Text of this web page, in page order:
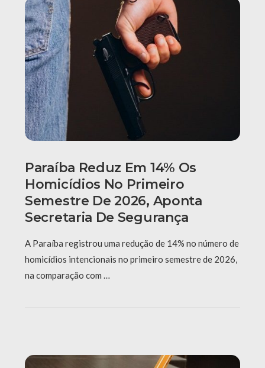
Paraíba Reduz Em 14% Os
Homicídios No Primeiro
Semestre De 2026, Aponta
Secretaria De Segurança
A Paraíba registrou uma redução de 14% no número de
homicídios intencionais no primeiro semestre de 2026,
na comparação com …